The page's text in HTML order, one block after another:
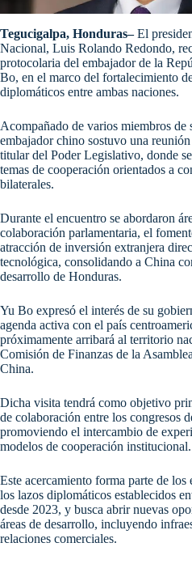
Tegucigalpa, Honduras–El
Nacional, Luis Rolando Redondo,
protocolaria del embajador de la
Bo, en el marco del fortalecimiento
diplomáticos entre ambas naciones.
Acompañado de varios miembros de
embajador chino sostuvo una
titular del Poder Legislativo, donde
temas de cooperación orientados a
bilaterales.
Durante el encuentro se abordaron
colaboración parlamentaria, el
atracción de inversión extranjera
tecnológica, consolidando a China
desarrollo de Honduras.
Yu Bo expresó el interés de su
agenda activa con el país
próximamente arribará al territorio
Comisión de Finanzas de la
China.
Dicha visita tendrá como objetivo
de colaboración entre los congresos
promoviendo el intercambio de
modelos de cooperación institucional.
Este acercamiento forma parte de los
los lazos diplomáticos establecidos
desde 2023, y busca abrir nuevas
áreas de desarrollo, incluyendo
relaciones comerciales.